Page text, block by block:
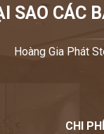
SAO CÁC
Hoàng Gia Phát
CHI